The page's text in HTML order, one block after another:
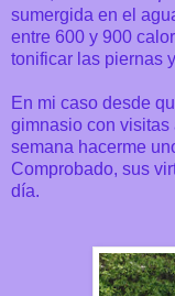
sumergida en el
entre 600 y 900
tonificar las piernas
En mi caso desde
gimnasio con visitas
semana hacerme
Comprobado, sus
día.